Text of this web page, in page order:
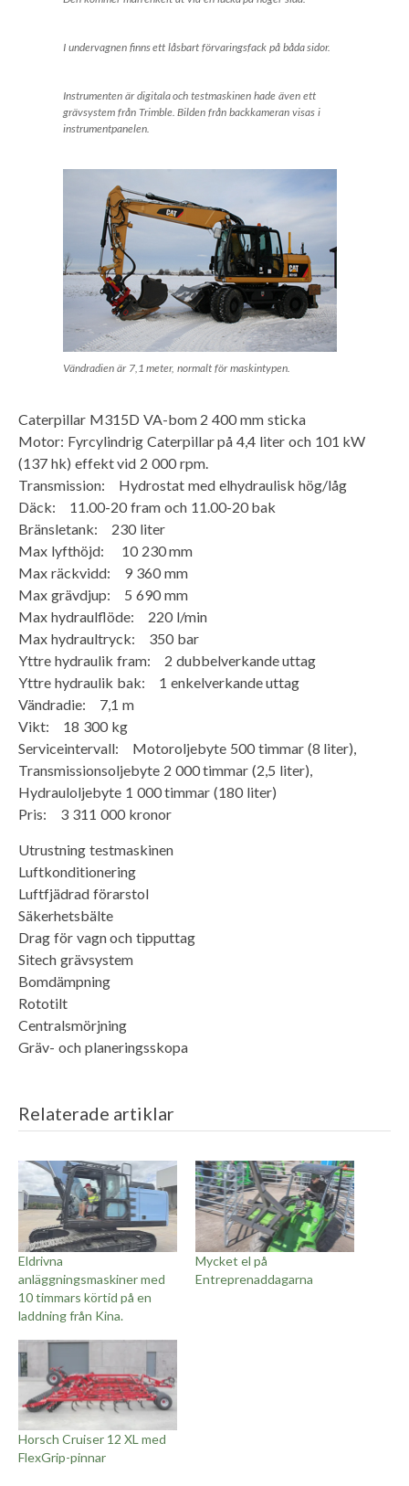
I undervagnen finns ett låsbart förvaringsfack på båda sidor.
Instrumenten är digitala och testmaskinen hade även ett
grävsystem från Trimble. Bilden från backkameran visas i
instrumentpanelen.
Vändradien är 7,1 meter, normalt för maskintypen.
Caterpillar M315D VA-bom 2 400 mm sticka
Motor: Fyrcylindrig Caterpillar på 4,4 liter och 101 kW
(137 hk) effekt vid 2 000 rpm.
Transmission: Hydrostat med elhydraulisk hög/låg
Däck: 11.00-20 fram och 11.00-20 bak
Bränsletank: 230 liter
Max lyfthöjd: 10 230 mm
Max räckvidd: 9 360 mm
Max grävdjup: 5 690 mm
Max hydraulflöde: 220 l/min
Max hydraultryck: 350 bar
Yttre hydraulik fram: 2 dubbelverkande uttag
Yttre hydraulik bak: 1 enkelverkande uttag
Vändradie: 7,1 m
Vikt: 18 300 kg
Serviceintervall: Motoroljebyte 500 timmar (8 liter),
Transmissionsoljebyte 2 000 timmar (2,5 liter),
Hydrauloljebyte 1 000 timmar (180 liter)
Pris: 3 311 000 kronor
Utrustning testmaskinen
Luftkonditionering
Luftfjädrad förarstol
Säkerhetsbälte
Drag för vagn och tipputtag
Sitech grävsystem
Bomdämpning
Rototilt
Centralsmörjning
Gräv- och planeringsskopa
Relaterade artiklar
Eldrivna
anläggningsmaskiner med
10 timmars körtid på en
laddning från Kina.
Mycket el på
Entreprenaddagarna
Horsch Cruiser 12 XL med
FlexGrip-pinnar